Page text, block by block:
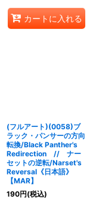
カートに入れる
(フルアート)(0058)ブ
ラック・パンサーの方向
転換/Black Panther's
Redirection // ナー
セットの逆転/Narset's
Reversal《日本語》
【MAR】
190円(税込)